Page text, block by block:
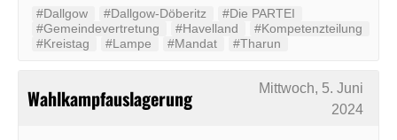
#Dallgow #Dallgow-Döberitz
#Die PARTEI
#Gemeindevertretung
#Havelland
#Kompetenzteilung
#Kreistag
#Lampe #Mandat #Tharun
Wahlkampfauslagerung
Mittwoch, 5. Juni
2024